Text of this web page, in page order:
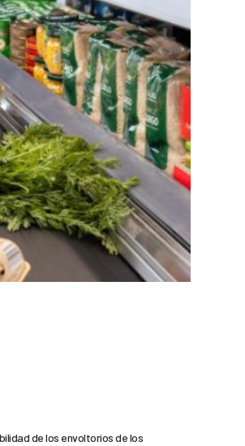
de los envoltorios de los